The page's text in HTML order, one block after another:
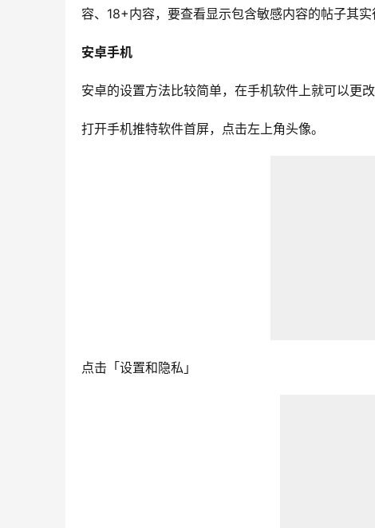
容、18+内容，要查看显示包含敏感内容的帖子其
安卓手机
安卓的设置方法比较简单，在手机软件上就可以更改
打开手机推特软件首屏，点击左上角头像。
点击「设置和隐私」